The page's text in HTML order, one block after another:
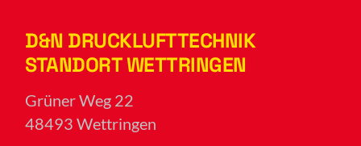
D&N DRUCKLUFTTECHNIK
STANDORT WETTRINGEN
Grüner Weg 22
48493 Wettringen